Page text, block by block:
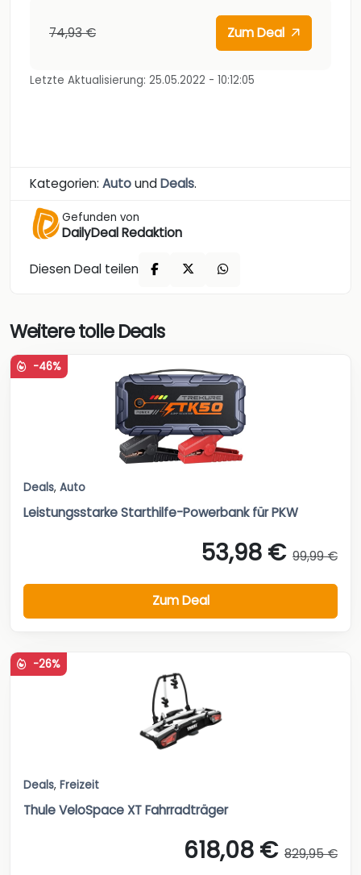
74,93 € Zum Deal
Letzte Aktualisierung: 25.05.2022 - 10:12:05
Kategorien: AutoundDeals.
Gefunden von
DailyDeal Redaktion
Diesen Deal teilen
Weitere tolle Deals
-46%
Deals, Auto
Leistungsstarke Starthilfe-Powerbank für PKW
53,98 € 99,99 €
Zum Deal
-26%
Deals, Freizeit
Thule VeloSpace XT Fahrradträger
618,08 € 829,95 €